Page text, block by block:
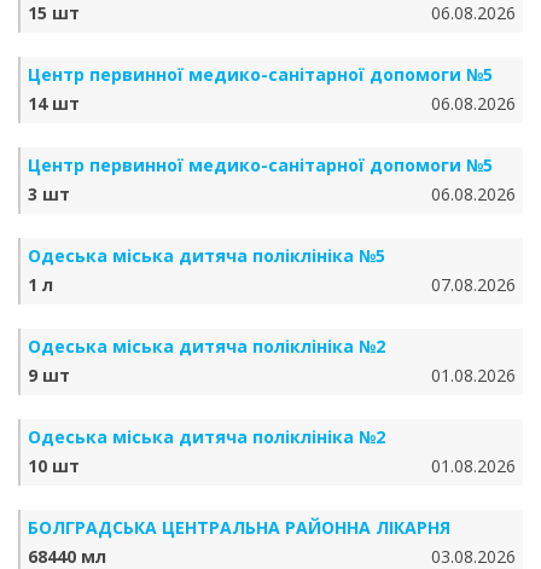
15 шт
06.08.2026
Центр первинної медико-санітарної допомоги №5
14 шт
06.08.2026
Центр первинної медико-санітарної допомоги №5
3 шт
06.08.2026
Одеська міська дитяча поліклініка №5
1 л
07.08.2026
Одеська міська дитяча поліклініка №2
9 шт
01.08.2026
Одеська міська дитяча поліклініка №2
10 шт
01.08.2026
БОЛГРАДСЬКА ЦЕНТРАЛЬНА РАЙОННА ЛІКАРНЯ
68440 мл
03.08.2026